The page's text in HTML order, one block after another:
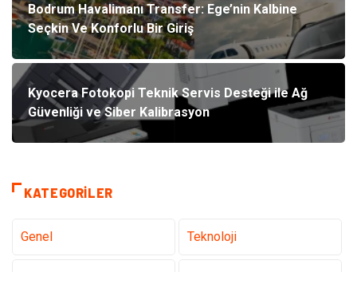
Bodrum Havalimanı Transfer: Ege’nin Kalbine
Seçkin Ve Konforlu Bir Giriş
Kyocera Fotokopi Teknik Servis Desteği ile Ağ
Güvenliği ve Siber Kalibrasyon
KATEGORILER
Genel Teknoloji